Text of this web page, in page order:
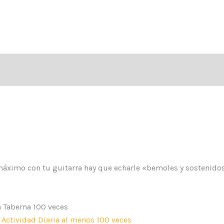
con tu guitarra hay que echarle «bemoles y
100 veces
Diaria al menos 100 veces